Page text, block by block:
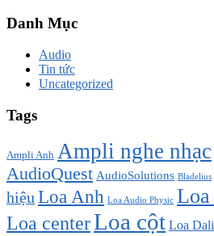
Danh Mục
Audio
Tin tức
Uncategorized
Tags
Ampli Anh Ampli nghe nhạc
AudioQuest AudioSolutions Bladelius
hiệu Loa Anh Loa Audio Physic
Loa centerLoa cột Loa Dali